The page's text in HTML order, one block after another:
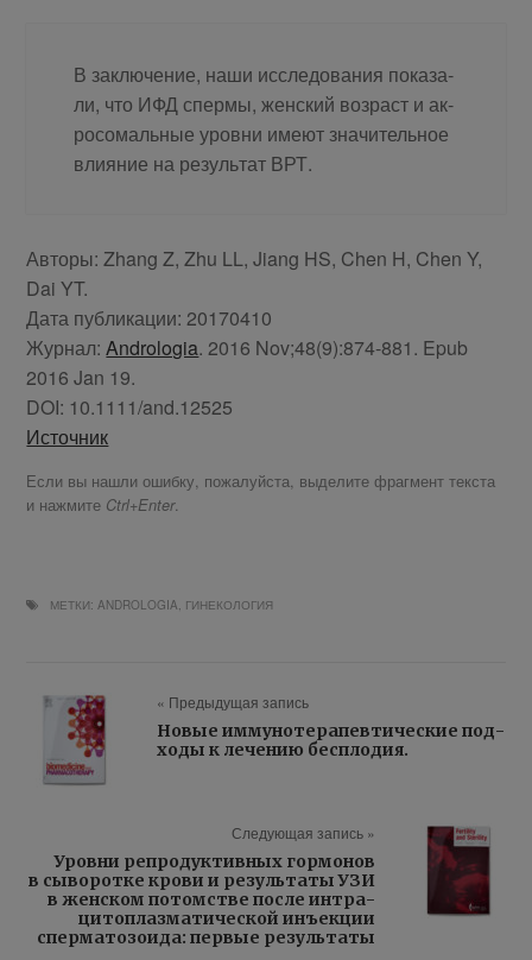
В за­клю­че­ние, на­ши ис­сле­до­ва­ния по­ка­за­
ли, что ИФД спер­мы, жен­ский воз­раст и ак­
ро­со­маль­ные уров­ни име­ют зна­чи­тель­ное
вли­я­ние на ре­зуль­тат ВРТ.
Ав­то­ры: Zhang Z, Zhu LL, Jiang HS, Chen H, Chen Y,
Dai YT.
Да­та пуб­ли­ка­ции: 20170410
Жур­нал:Andrologia. 2016 Nov;48(9):874-881. Epub
2016 Jan 19.
DOI: 10.1111/and.12525
Ис­точ­ник
Если вы нашли ошибку, пожалуйста, выделите фрагмент текста
и нажмите Ctrl+Enter.
МЕТКИ:ANDROLOGIA, ГИНЕКОЛОГИЯ
« Предыдущая запись
Но­вые им­му­но­те­ра­пев­ти­че­ские под­
хо­ды к ле­че­нию бес­пло­дия.
Следующая запись »
Уров­ни ре­про­дук­тив­ных гор­мо­нов
в сы­во­рот­ке кро­ви и ре­зуль­та­ты УЗИ
в жен­ском потом­стве по­сле ин­тра­
ци­то­плаз­ма­ти­че­ской инъ­ек­ции
спер­ма­то­зо­и­да: пер­вые ре­зуль­та­ты